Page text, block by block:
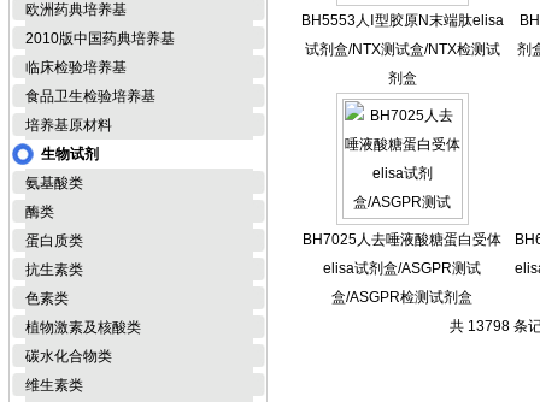
欧洲药典培养基
2010版中国药典培养基
临床检验培养基
食品卫生检验培养基
培养基原材料
生物试剂
氨基酸类
酶类
蛋白质类
抗生素类
色素类
植物激素及核酸类
碳水化合物类
维生素类
BH5553人Ⅰ型胶原N末端肽elisa
试剂盒/NTX测试盒/NTX检测试
剂盒
剂
BH7025人去唾液酸糖蛋白受体
elisa试剂盒/ASGPR测试
盒/ASGPR检测试剂盒
共 13798 条